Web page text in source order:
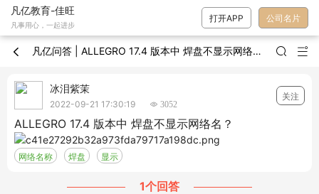
凡亿教育-佳旺
凡事用心，一起进步
打开APP 公司名片
 凡亿问答 | ALLEGRO 17.4 版本中 焊盘不显示网络名？  
冰泪紫茉
2022-09-21 17:30:19  3052
关注
ALLEGRO 17.4 版本中 焊盘不显示网络名？
网络名称 焊盘 显示
1个回答